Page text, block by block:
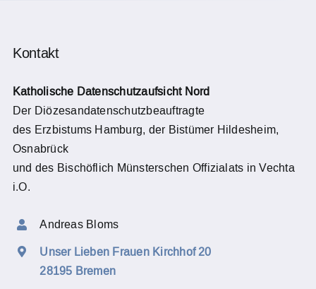
Kontakt
Katholische Datenschutzaufsicht Nord
Der Diözesandatenschutzbeauftragte
des Erzbistums Hamburg, der Bistümer Hildesheim,
Osnabrück
und des Bischöflich Münsterschen Offizialats in Vechta
i.O.
Andreas Bloms
Unser Lieben Frauen Kirchhof 20
28195 Bremen